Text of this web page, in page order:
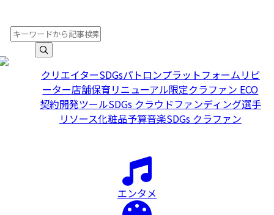
クリエイターSDGsパトロンプラットフォームリピ
ーター店舗保育リニューアル限定クラファン ECO
契約開発ツールSDGs クラウドファンディング選手
リソース化粧品予算音楽SDGs クラファン
エンタメ